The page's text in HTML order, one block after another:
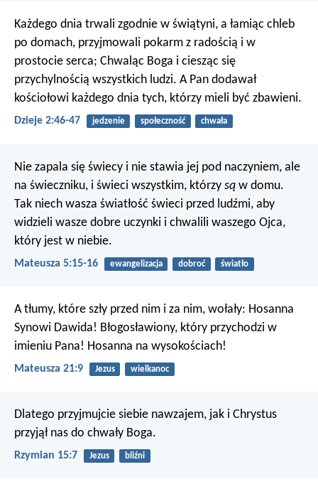
Każdego dnia trwali zgodnie w świątyni, a łamiąc chleb
po domach, przyjmowali pokarm z radością i w
prostocie serca; Chwaląc Boga i ciesząc się
przychylnością wszystkich ludzi. A Pan dodawał
kościołowi każdego dnia tych, którzy mieli być zbawieni.
Dzieje 2:46-47 jedzenie społeczność chwała
Nie zapala się świecy i nie stawia jej pod naczyniem, ale
na świeczniku, i świeci wszystkim, którzy są w domu.
Tak niech wasza światłość świeci przed ludźmi, aby
widzieli wasze dobre uczynki i chwalili waszego Ojca,
który jest w niebie.
Mateusza 5:15-16 ewangelizacja dobroć światło
A tłumy, które szły przed nim i za nim, wołały: Hosanna
Synowi Dawida! Błogosławiony, który przychodzi w
imieniu Pana! Hosanna na wysokościach!
Mateusza 21:9 Jezus wielkanoc
Dlatego przyjmujcie siebie nawzajem, jak i Chrystus
przyjął nas do chwały Boga.
Rzymian 15:7 Jezus bliźni